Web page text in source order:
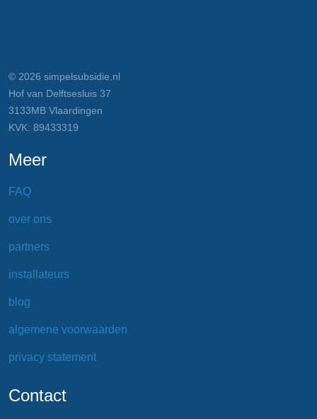
© 2026 simpelsubsidie.nl
Hof van Delftsesluis 37
3133MB Vlaardingen
KVK: 89433319
Meer
FAQ
over ons
partners
installateurs
blog
algemene voorwaarden
privacy statement
Contact